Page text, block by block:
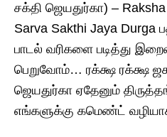
சக்தி ஜெயதுர்கா) –
Sarva Sakthi Jaya Durga
பாடல் வரிகளை படித்து
பெறுவோம்… ரக்க்ஷ ரக்க்ஷ
ஜெயதுர்கா ஏதேனும்
எங்களுக்கு கமெண்ட்